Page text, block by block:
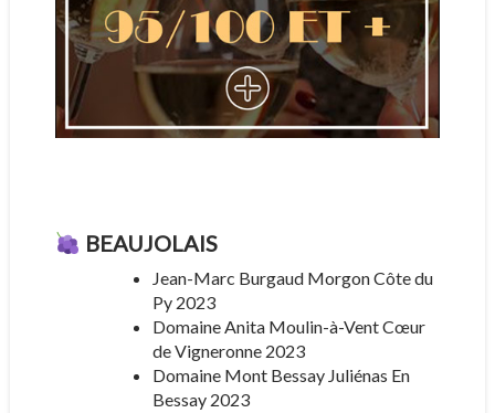
BEAUJOLAIS
Jean-Marc Burgaud Morgon Côte du
Py 2023
Domaine Anita Moulin-à-Vent Cœur
de Vigneronne 2023
Domaine Mont Bessay Juliénas En
Bessay 2023